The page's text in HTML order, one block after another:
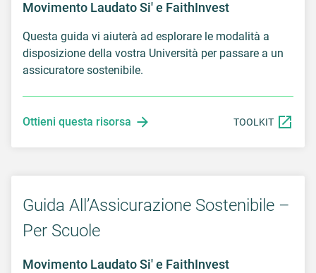
Movimento Laudato Si' e FaithInvest
Questa guida vi aiuterà ad esplorare le modalità a
disposizione della vostra Università per passare a un
assicuratore sostenibile.
Ottieni questa risorsa TOOLKIT
Guida All’Assicurazione Sostenibile –
Per Scuole
Movimento Laudato Si' e FaithInvest